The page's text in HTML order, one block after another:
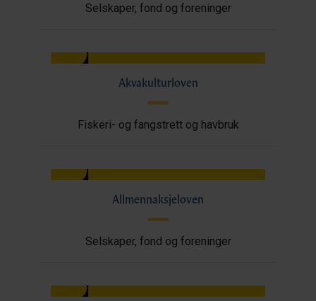
Selskaper, fond og foreninger
Akvakulturloven
Fiskeri- og fangstrett og havbruk
Allmennaksjeloven
Selskaper, fond og foreninger